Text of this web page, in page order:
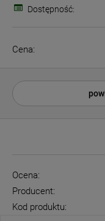
Dostępność:
Cena:
Ocena:
Producent:
Kod produktu: